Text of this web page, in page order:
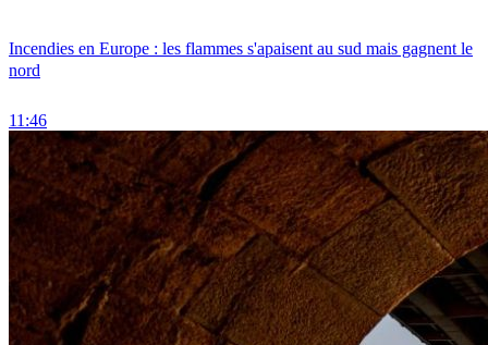
Incendies en Europe : les flammes s'apaisent au sud mais gagnent le
nord
11:46